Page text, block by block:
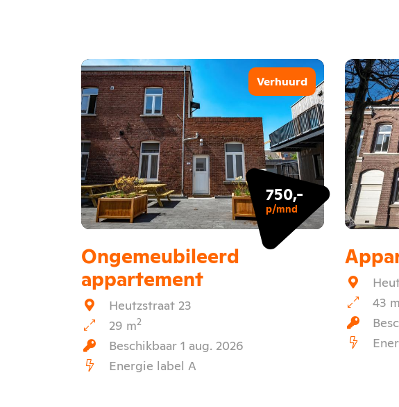
Verhuurd
750,-
p/mnd
Ongemeubileerd
appartement
Heutzstraat 23
29 m2
Beschikbaar 1 aug. 2026
Energie label A
43 m